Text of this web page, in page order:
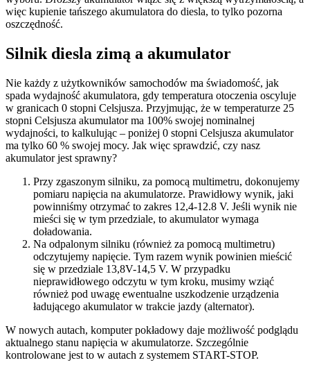
więc kupienie tańszego akumulatora do diesla, to tylko pozorna
oszczędność.
Silnik diesla zimą a akumulator
Nie każdy z użytkowników samochodów ma świadomość, jak
spada wydajność akumulatora, gdy temperatura otoczenia oscyluje
w granicach 0 stopni Celsjusza. Przyjmując, że w temperaturze 25
stopni Celsjusza akumulator ma 100% swojej nominalnej
wydajności, to kalkulując – poniżej 0 stopni Celsjusza akumulator
ma tylko 60 % swojej mocy. Jak więc sprawdzić, czy nasz
akumulator jest sprawny?
Przy zgaszonym silniku, za pomocą multimetru, dokonujemy
pomiaru napięcia na akumulatorze. Prawidłowy wynik, jaki
powinniśmy otrzymać to zakres 12,4-12.8 V. Jeśli wynik nie
mieści się w tym przedziale, to akumulator wymaga
doładowania.
Na odpalonym silniku (również za pomocą multimetru)
odczytujemy napięcie. Tym razem wynik powinien mieścić
się w przedziale 13,8V-14,5 V. W przypadku
nieprawidłowego odczytu w tym kroku, musimy wziąć
również pod uwagę ewentualne uszkodzenie urządzenia
ładującego akumulator w trakcie jazdy (alternator).
W nowych autach, komputer pokładowy daje możliwość podglądu
aktualnego stanu napięcia w akumulatorze. Szczególnie
kontrolowane jest to w autach z systemem START-STOP.